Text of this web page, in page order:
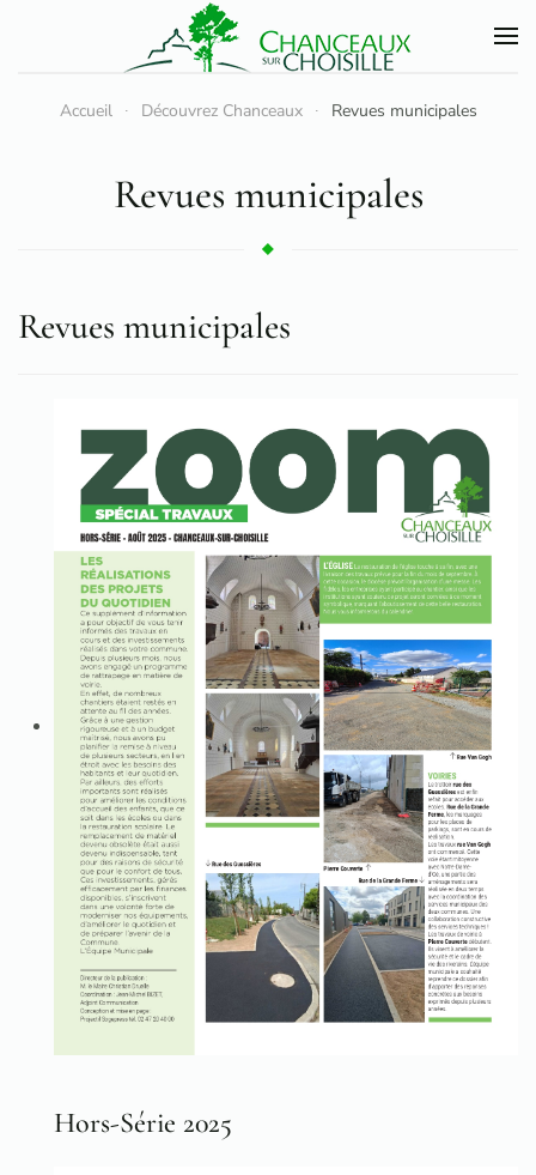
Accéder au contenu principal
Accueil Découvrez Chanceaux Revues municipales
Revues municipales
Revues municipales
Hors-Série 2025